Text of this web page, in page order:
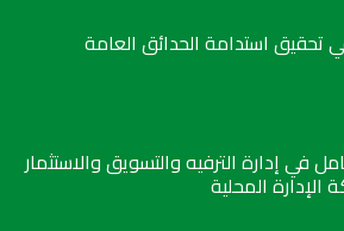
تحقيق استدامة الحدائق العامة
في إدارة الترفيه والتسويق والاستثمار
الإدارة المحلية